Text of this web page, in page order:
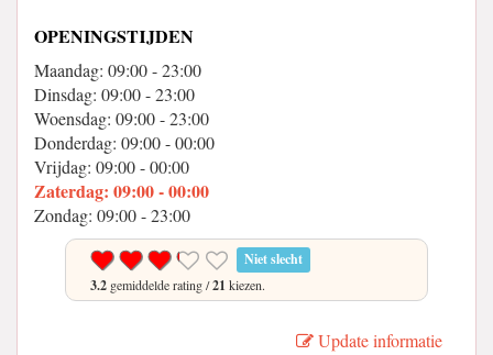
OPENINGSTIJDEN
Maandag: 09:00 - 23:00
Dinsdag: 09:00 - 23:00
Woensdag: 09:00 - 23:00
Donderdag: 09:00 - 00:00
Vrijdag: 09:00 - 00:00
Zaterdag: 09:00 - 00:00
Zondag: 09:00 - 23:00
Niet slecht
3.2 gemiddelde rating /21 kiezen.
Update informatie